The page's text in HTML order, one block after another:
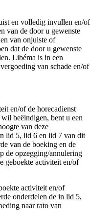
en volledig invullen en/of
van de door u gewenste
van onjuiste of
dat de door u gewenste
Libéma is in een
van schade en/of
en/of de horecadienst
beëindigen, bent u een
van deze
lid 5, lid 6 en lid 7 van dit
van de boeking en de
de opzegging/annulering
geboekte activiteit en/of
activiteit en/of
onderdelen de in lid 5,
naar rato van